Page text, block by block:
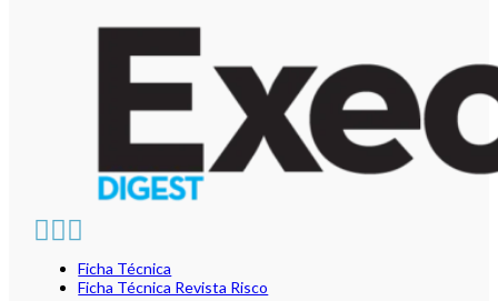
Ficha Técnica
Ficha Técnica Revista Risco